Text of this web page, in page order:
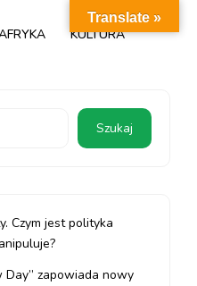
KULTURA
Szukaj
Czym jest polityka
Day” zapowiada nowy
Translate »